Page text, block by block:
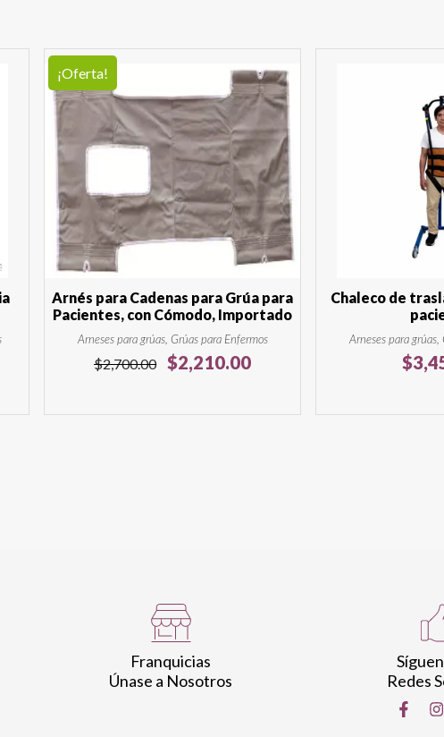
¡Oferta!
Arnés para Cadenas para Grúa para
Pacientes, con Cómodo, Importado
Arneses para grúas, Grúas para Enfermos
$2,700.00
El
$2,210.00El
Chaleco de
Arneses para
$
Franquicias
Únase a Nosotros
Redes